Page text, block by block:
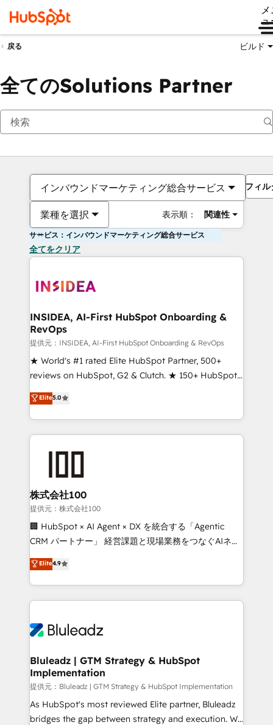
ュ
戻る ビルド
全てのSolutions Partner
インバウンドマーケティング総合サービス
業種を選択 表示順： 関連性
フィル
サービス：インバウンドマーケティング総合サービス
全てをクリア
INSIDEA, AI-First HubSpot Onboarding &
RevOps
提供元：INSIDEA, AI-First HubSpot Onboarding & RevOps
★ World's #1 rated Elite HubSpot Partner, 500+
reviews on HubSpot, G2 & Clutch. ★ 150+ HubSpot
Certified Experts & Trainers across the team ★
1,500+ implementations across five continents ★ AI-
First, RevOps-led, Onboarding obsessed ★
Company of the Year 2024/25 INSIDEA helps
and build AI-powered workflows that drive adoption
from week one, in your time zone. What we do ➤
Onboarding: Live in weeks, with workflows built
around your business, not a template. ➤ Migration:
Move from any legacy CRM. Zero downtime, full data
run your revenue process. Sales, marketing, and
service wired together. ➤ AI and Integrations: Layer
tune-ups, feature rollouts, adoption coaching. Buying
HubSpot, switching to it, or reviving a stale portal?
Elite5.0
株式会社100
提供元：株式会社100
🏢 HubSpot × AI Agent × DX を統合する「Agentic
CRM パートナー」 経営課題と現場業務をつなぐAIネイ
ティブ・エージェンシーとして、HubSpot Eliteの実装
力で顧客フロント業務を再設計します。 💡 100inc は何
をする会社か？ HubSpotを共通基盤に、AIエージェン
トを組み込んだ顧客フロント業務（マーケティング・営
ィブ・エージェンシーです。事業部・グループ会社・部
を、CRMを軸とした全社共通基盤に再構築します。意
思決定者・PMO・現場担当者に並走します。 1️⃣
HubSpot導入・活用支援 顧客データの一元化から、
GTMの見える化・自動化まで。全Hub統合運用、デー
タ品質設計、グループ横断のCRM統合に対応します。
Elite4.9
Bluleadz | GTM Strategy & HubSpot
Implementation
提供元：Bluleadz | GTM Strategy & HubSpot Implementation
As HubSpot's most reviewed Elite partner, Bluleadz
bridges the gap between strategy and execution. We